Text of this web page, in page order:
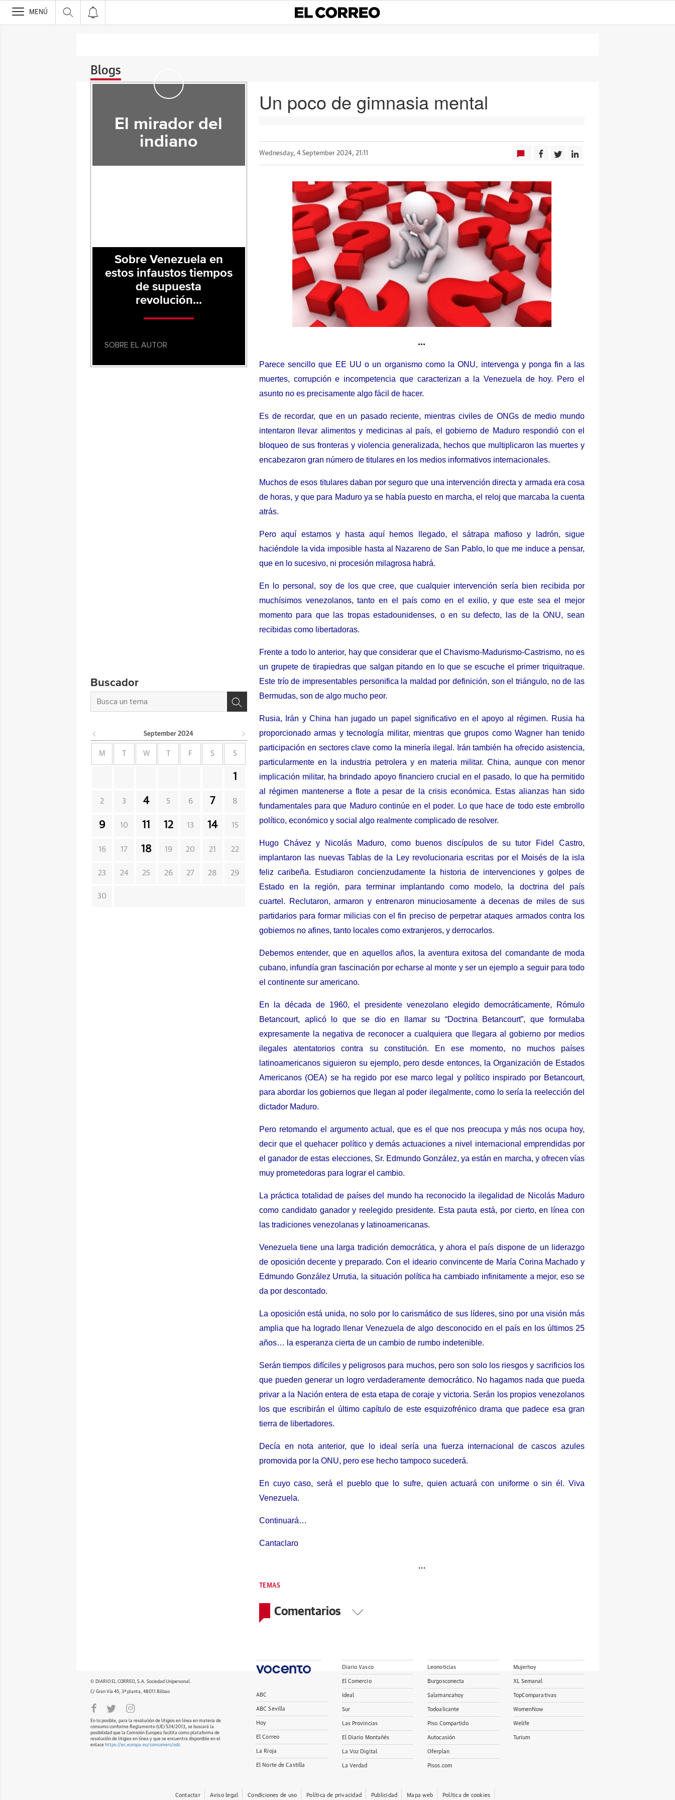
>
MENÚ
Blogs
Un poco de gimnasia mental
Wednesday, 4 September 2024, 21:11
…
Parece sencillo que EE UU o un organismo como la ONU, intervenga y ponga fin a las
muertes, corrupción e incompetencia que caracterizan a la Venezuela de hoy. Pero el
asunto no es precisamente algo fácil de hacer.
Es de recordar, que en un pasado reciente, mientras civiles de ONGs de medio mundo
intentaron llevar alimentos y medicinas al país, el gobierno de Maduro respondió con el
bloqueo de sus fronteras y violencia generalizada, hechos que multiplicaron las muertes y
encabezaron gran número de titulares en los medios informativos internacionales.
Muchos de esos titulares daban por seguro que una intervención directa y armada era cosa
de horas, y que para Maduro ya se había puesto en marcha, el reloj que marcaba la cuenta
atrás.
Pero aquí estamos y hasta aquí hemos llegado, el sátrapa mafioso y ladrón, sigue
haciéndole la vida imposible hasta al Nazareno de San Pablo, lo que me induce a pensar,
que en lo sucesivo, ni procesión milagrosa habrá.
En lo personal, soy de los que cree, que cualquier intervención sería bien recibida por
muchísimos venezolanos, tanto en el país como en el exilio, y que este sea el mejor
momento para que las tropas estadounidenses, o en su defecto, las de la ONU, sean
recibidas como libertadoras.
Frente a todo lo anterior, hay que considerar que el Chavismo-Madurismo-Castrismo, no es
un grupete de tirapiedras que salgan pitando en lo que se escuche el primer triquitraque.
Este trío de impresentables personifica la maldad por definición, son el triángulo, no de las
Bermudas, son de algo mucho peor.
Rusia, Irán y China han jugado un papel significativo en el apoyo al régimen. Rusia ha
proporcionado armas y tecnología militar, mientras que grupos como Wagner han tenido
participación en sectores clave como la minería ilegal. Irán también ha ofrecido asistencia,
particularmente en la industria petrolera y en materia militar. China, aunque con menor
implicación militar, ha brindado apoyo financiero crucial en el pasado, lo que ha permitido
al régimen mantenerse a flote a pesar de la crisis económica. Estas alianzas han sido
fundamentales para que Maduro continúe en el poder. Lo que hace de todo este embrollo
político, económico y social algo realmente complicado de resolver.
Hugo Chávez y Nicolás Maduro, como buenos discípulos de su tutor Fidel Castro,
implantaron las nuevas Tablas de la Ley revolucionaria escritas por el Moisés de la isla
feliz caribeña.
Estudiaron concienzudamente la historia de intervenciones y golpes de
Estado en la región, para terminar implantando como modelo, la doctrina del país
cuartel.
Reclutaron, armaron y entrenaron minuciosamente a decenas de miles de sus
partidarios para formar milicias con el fin preciso de perpetrar ataques armados contra los
gobiernos no afines, tanto locales como extranjeros, y derrocarlos.
Debemos entender, que en aquellos años, la aventura exitosa del comandante de moda
cubano, infundía gran fascinación por echarse al monte y ser un ejemplo a seguir para todo
el continente sur americano.
En la década de 1960, el presidente venezolano elegido democráticamente, Rómulo
Betancourt, aplicó lo que se dio en llamar su “Doctrina Betancourt”, que formulaba
expresamente la negativa de reconocer a cualquiera que llegara al gobierno por medios
ilegales atentatorios contra su constitución.
En ese momento, no muchos países
latinoamericanos siguieron su ejemplo, pero desde entonces, la Organización de Estados
Americanos (OEA) se ha regido por ese marco legal y político inspirado por Betancourt,
para abordar los gobiernos que llegan al poder ilegalmente, como lo sería la reelección del
dictador Maduro.
Pero retomando el argumento actual, que es el que nos preocupa y más nos ocupa hoy,
decir que el quehacer político y demás actuaciones a nivel internacional emprendidas por
el ganador de estas elecciones, Sr. Edmundo González, ya están en marcha, y ofrecen vías
muy prometedoras para lograr el cambio.
La práctica totalidad de países del mundo ha reconocido la ilegalidad de Nicolás Maduro
como candidato ganador y reelegido presidente. Esta pauta está, por cierto, en línea con
las tradiciones venezolanas y latinoamericanas.
Venezuela tiene una larga tradición democrática, y ahora el país dispone de un liderazgo
de oposición decente y preparado. Con el ideario convincente de María Corina Machado y
Edmundo González Urrutia, la situación política ha cambiado infinitamente a mejor, eso se
da por descontado.
La oposición está unida, no solo por lo carismático de sus líderes, sino por una visión más
amplia que ha logrado llenar Venezuela de algo desconocido en el país en los últimos 25
años… la esperanza cierta de un cambio de rumbo indetenible.
Serán tiempos difíciles y peligrosos para muchos, pero son solo los riesgos y sacrificios los
que pueden generar un logro verdaderamente democrático. No hagamos nada que pueda
privar a la Nación entera de esta etapa de coraje y victoria. Serán los propios venezolanos
los que escribirán el último capítulo de este esquizofrénico drama que padece esa gran
tierra de libertadores.
Decía en nota anterior, que lo ideal sería una fuerza internacional de cascos azules
promovida por la ONU, pero ese hecho tampoco sucederá.
En cuyo caso, será el pueblo que lo sufre, quien actuará con uniforme o sin él. Viva
Venezuela.
Continuará…
Cantaclaro
…
TEMAS
Comentarios
El mirador del
indiano
Sobre Venezuela en
estos infaustos tiempos
de supuesta
revolución...
SOBRE EL AUTOR
Buscador
September 2024
M W F S S
1
2 3 4 5 6 7 8
9 10 11 12 13 14 15
16 17 18 19 20 21 22
23 24 25 26 27 28 29
30
© DIARIO EL CORREO, S.A. Sociedad Unipersonal.
C/ Gran Vía 45, 3ª planta, 48011 Bilbao
En lo posible, para la resolución de litigios en línea en materia de
consumo conforme Reglamento (UE) 524/2013, se buscará la
posibilidad que la Comisión Europea facilita como plataforma de
resolución de litigios en línea y que se encuentra disponible en el
enlace https://ec.europa.eu/consumers/odr.
ABC
ABC Sevilla
Hoy
El Correo
La Rioja
El Norte de Castilla
Diario Vasco
El Comercio
Ideal
Sur
Las Provincias
El Diario Montañés
La Voz Digital
La Verdad
Leonoticias
Burgosconecta
Salamancahoy
Todoalicante
Piso Compartido
Autocasión
Oferplan
Pisos.com
Mujerhoy
XL Semanal
TopComparativas
WomenNow
Welife
Turium
Contactar Aviso legal Condiciones de uso Política de privacidad Publicidad Mapa web Política de cookies